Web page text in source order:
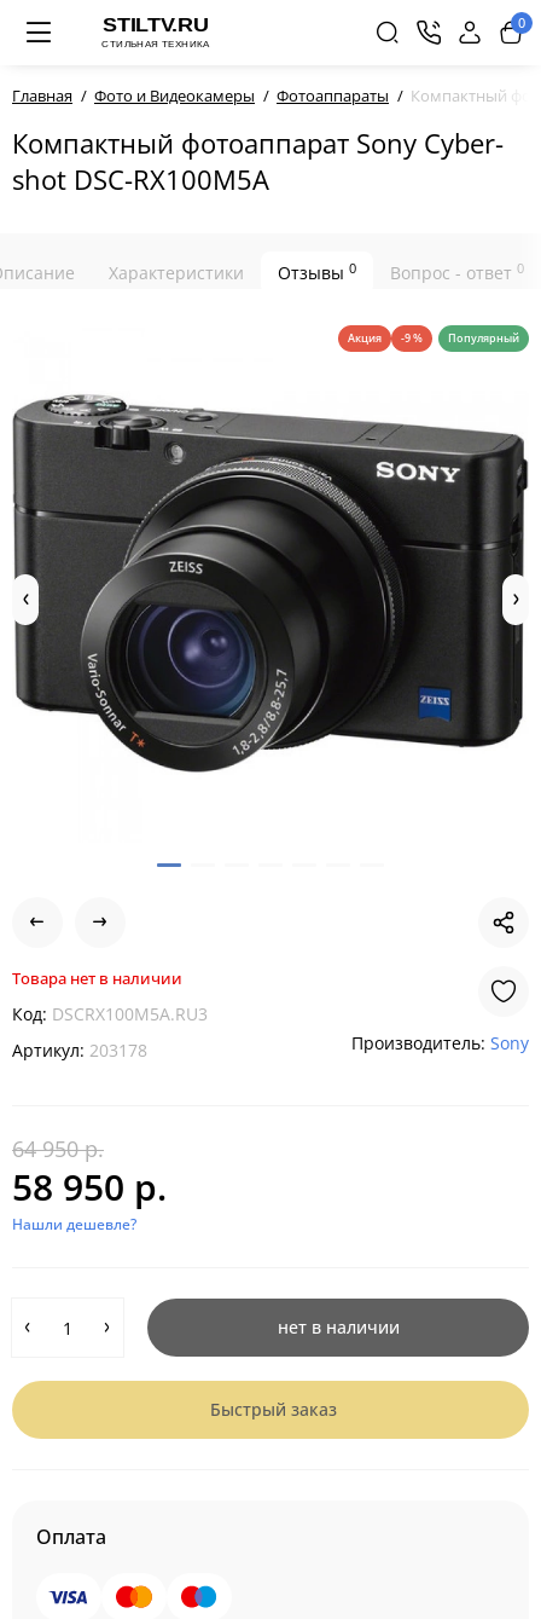
0
Главная Фото и Видеокамеры Фотоаппараты Компактный
Компактный фотоаппарат Sony Cyber-
shot DSC-RX100M5A
Характеристики Отзывы 0 Вопрос - ответ 0
Акция -9 % Популярный
Товара нет в наличии
Код: DSCRX100M5A.RU3
Артикул: 203178 Производитель: Sony
64 950 р.
58 950 р.
Нашли дешевле?
нет в наличии
Быстрый заказ
Оплата